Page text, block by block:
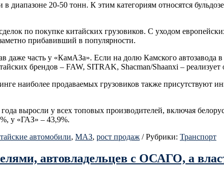
диапазоне 20-50 тонн. К этим категориям относятся
по покупке китайских грузовиков. С уходом
прибавивший в популярности.
часть у «КамАЗа». Если на долю Камского автозавода
брендов – FAW, SITRAK, Shacman/Shaanxi –
наиболее продаваемых грузовиков также присутствуют
выросли у всех топовых производителей, включая
у «ГАЗ» – 43,9%.
автомобили, МАЗ, рост продаж / Рубрики: Транспорт
автовладельцев с ОСАГО, а